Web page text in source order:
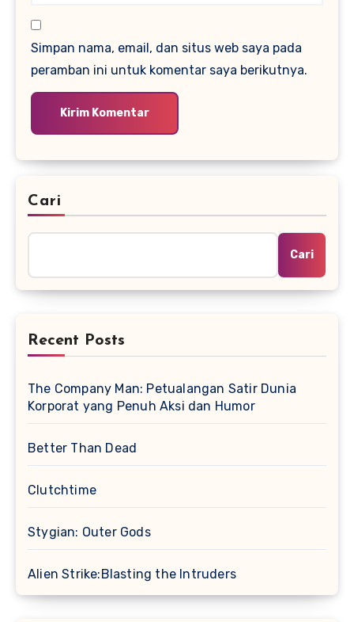
Simpan nama, email, dan situs web saya pada
peramban ini untuk komentar saya berikutnya.
Cari
Cari
Recent Posts
The Company Man: Petualangan Satir Dunia
Korporat yang Penuh Aksi dan Humor
Better Than Dead
Clutchtime
Stygian: Outer Gods
Alien Strike:Blasting the Intruders